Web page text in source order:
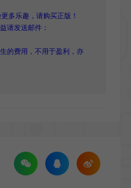
多乐趣，请购买正版！
请发送邮件：
的费用，不用于盈利，亦